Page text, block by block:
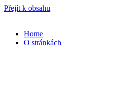
Přejít k obsahu
Home
O stránkách